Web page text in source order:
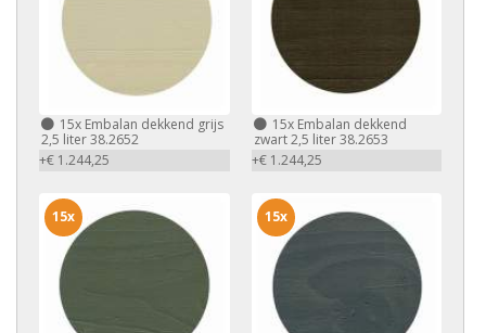
15x Embalan dekkend grijs
2,5 liter 38.2652
+€ 1.244,25
15xEmbalan dekkend
zwart 2,5 liter 38.2653
+€ 1.244,25
15x 15x